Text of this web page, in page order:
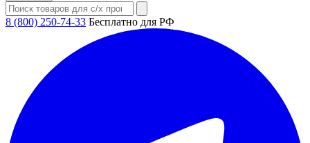
8 (800) 250-74-33 Бесплатно для РФ